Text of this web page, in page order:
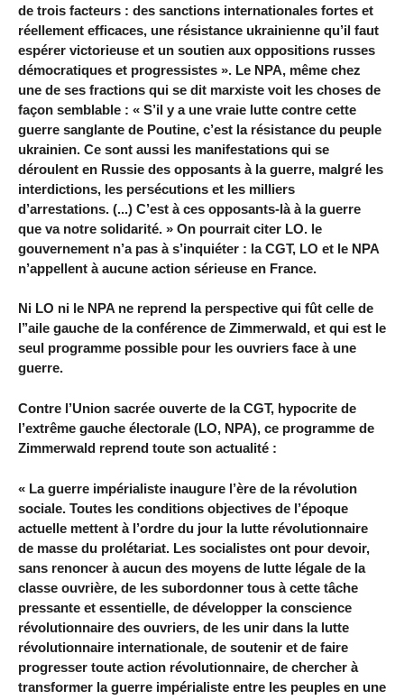
de trois facteurs : des sanctions internationales fortes et
réellement efficaces, une résistance ukrainienne qu’il faut
espérer victorieuse et un soutien aux oppositions russes
démocratiques et progressistes ». Le NPA, même chez
une de ses fractions qui se dit marxiste voit les choses de
façon semblable : « S’il y a une vraie lutte contre cette
guerre sanglante de Poutine, c’est la résistance du peuple
ukrainien. Ce sont aussi les manifestations qui se
déroulent en Russie des opposants à la guerre, malgré les
interdictions, les persécutions et les milliers
d’arrestations. (...) C’est à ces opposants-là à la guerre
que va notre solidarité. » On pourrait citer LO. le
gouvernement n’a pas à s’inquiéter : la CGT, LO et le NPA
n’appellent à aucune action sérieuse en France.
Ni LO ni le NPA ne reprend la perspective qui fût celle de
l’’aile gauche de la conférence de Zimmerwald, et qui est le
seul programme possible pour les ouvriers face à une
guerre.
Contre l’Union sacrée ouverte de la CGT, hypocrite de
l’extrême gauche électorale (LO, NPA), ce programme de
Zimmerwald reprend toute son actualité :
« La guerre impérialiste inaugure l’ère de la révolution
sociale. Toutes les conditions objectives de l’époque
actuelle mettent à l’ordre du jour la lutte révolutionnaire
de masse du prolétariat. Les socialistes ont pour devoir,
sans renoncer à aucun des moyens de lutte légale de la
classe ouvrière, de les subordonner tous à cette tâche
pressante et essentielle, de développer la conscience
révolutionnaire des ouvriers, de les unir dans la lutte
révolutionnaire internationale, de soutenir et de faire
progresser toute action révolutionnaire, de chercher à
transformer la guerre impérialiste entre les peuples en une